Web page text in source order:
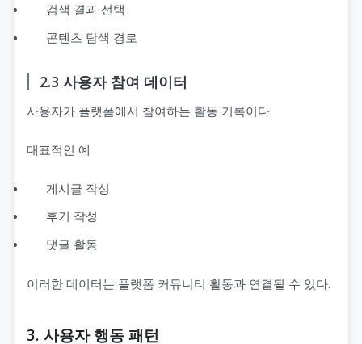
검색 결과 선택
콘텐츠 탐색 경로
2.3 사용자 참여 데이터
사용자가 플랫폼에서 참여하는 활동 기록이다.
대표적인 예
게시글 작성
후기 작성
댓글 활동
이러한 데이터는 플랫폼 커뮤니티 활동과 연결될 수 있다.
3. 사용자 행동 패턴